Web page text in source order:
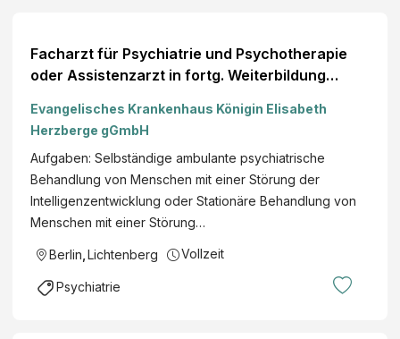
Facharzt für Psychiatrie und Psychotherapie
oder Assistenzarzt in fortg. Weiterbildung
Evangelisches Krankenhaus Königin Elisabeth
Herzberge gGmbH
Aufgaben: Selbständige ambulante psychiatrische
Behandlung von Menschen mit einer Störung der
Intelligenzentwicklung oder Stationäre Behandlung von
Menschen mit einer Störung…
Berlin Lichtenberg Vollzeit
Psychiatrie